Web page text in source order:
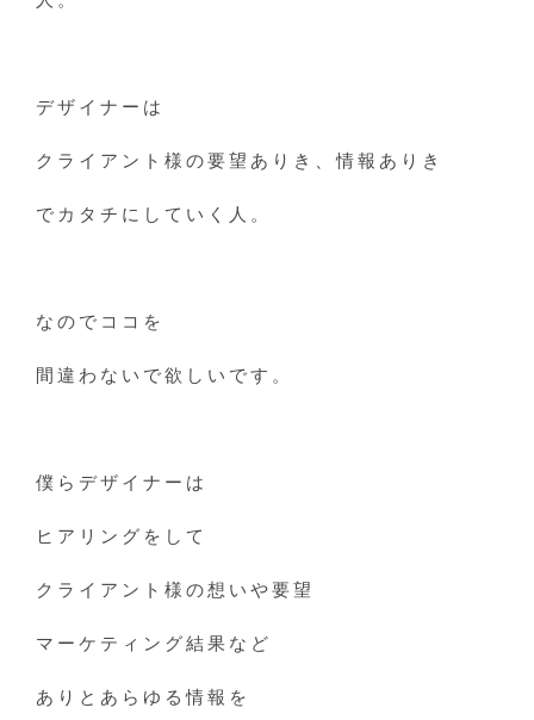
デザイナーは
クライアント様の要望ありき、情報ありき
でカタチにしていく人。
なのでココを
間違わないで欲しいです。
僕らデザイナーは
ヒアリングをして
クライアント様の想いや要望
マーケティング結果など
ありとあらゆる情報を